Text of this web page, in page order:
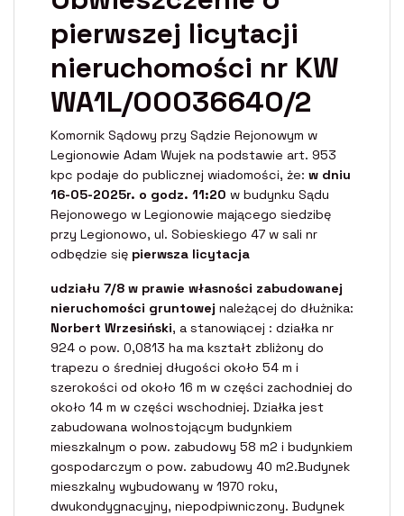
pierwszej licytacji
nieruchomości nr KW
WA1L/00036640/2
Komornik Sądowy przy Sądzie Rejonowym w
Legionowie Adam Wujek na podstawie art. 953
kpc podaje do publicznej wiadomości, że: w dniu
16-05-2025r. o godz. 11:20 w budynku Sądu
Rejonowego w Legionowie mającego siedzibę
przy Legionowo, ul. Sobieskiego 47 w sali nr
odbędzie się pierwsza licytacja
udziału 7/8 w prawie własności zabudowanej
nieruchomości gruntowej należącej do dłużnika:
Norbert Wrzesiński, a stanowiącej : działka nr
924 o pow. 0,0813 ha ma kształt zbliżony do
trapezu o średniej długości około 54 m i
szerokości od około 16 m w części zachodniej do
około 14 m w części wschodniej. Działka jest
zabudowana wolnostojącym budynkiem
mieszkalnym o pow. zabudowy 58 m2 i budynkiem
gospodarczym o pow. zabudowy 40 m2.Budynek
mieszkalny wybudowany w 1970 roku,
dwukondygnacyjny, niepodpiwniczony. Budynek